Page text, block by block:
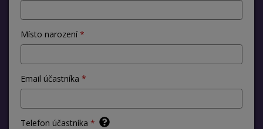
Místo narození
Email účastníka
Telefon účastníka